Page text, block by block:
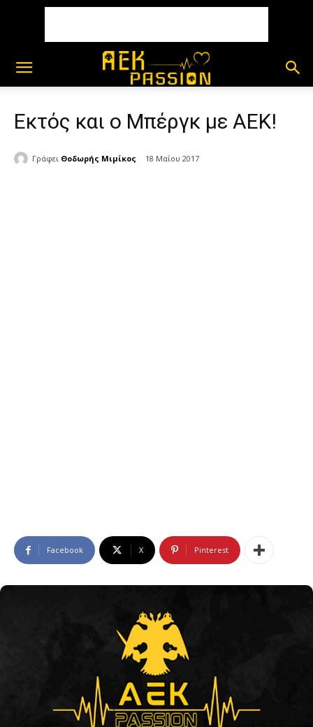
Εκτός και ο Μπέργκ με ΑΕΚ!
Γράφει Θοδωρής Μιμίκος 18 Μαΐου 2017
Facebook X Pinterest